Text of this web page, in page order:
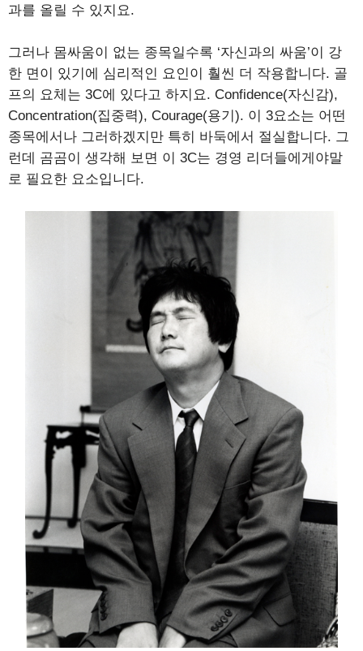
과를 올릴 수 있지요.
그러나 몸싸움이 없는 종목일수록 ‘자신과의 싸움’이 강
한 면이 있기에 심리적인 요인이 훨씬 더 작용합니다. 골
프의 요체는 3C에 있다고 하지요. Confidence(자신감),
Concentration(집중력), Courage(용기). 이 3요소는 어떤
종목에서나 그러하겠지만 특히 바둑에서 절실합니다. 그
런데 곰곰이 생각해 보면 이 3C는 경영 리더들에게야말
로 필요한 요소입니다.